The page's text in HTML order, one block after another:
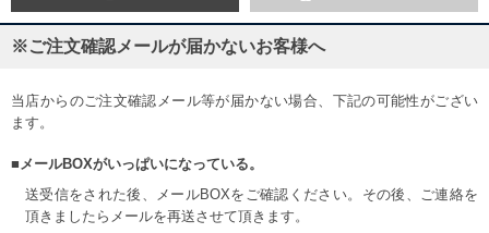
※ご注文確認メールが届かないお客様へ
当店からのご注文確認メール等が届かない場合、下記の可能性がござい
ます。
■メールBOXがいっぱいになっている。
送受信をされた後、メールBOXをご確認ください。その後、ご連絡を
頂きましたらメールを再送させて頂きます。